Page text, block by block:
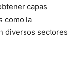
capas
como la
diversos sectores